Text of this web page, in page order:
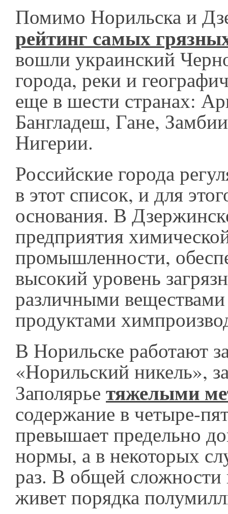
Помимо Норильска и
рейтинг самых
вошли украинский
города, реки и
еще в шести странах:
Бангладеш, Гане,
Нигерии.
Российские города
в этот список, и для
основания. В
предприятия
промышленности,
высокий уровень
различными
продуктами
В Норильске работают
«Норильский никель»,
Заполярье тяжелыми
содержание в четыре-
превышает предельно
нормы, а в некоторых
раз. В общей сложности
живет порядка